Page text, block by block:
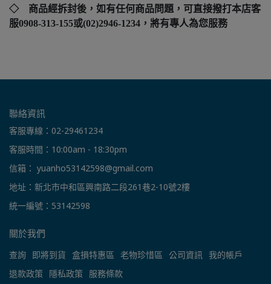
◇ 商品經拆封後，如有任何商品問題，可直接撥打本店客
服0908-313-155或(02)2946-1234，將有專人為您服務
聯絡資訊
客服專線：02-29461234
客服時間：10:00am - 18:30pm
信箱： yuanho53142598@gmail.com
地址：新北市中和區興南路二段261巷2-10號2樓
統一編號：53142598
關於我們
查詢 即將到貨 盒損特惠區 老物珍惜區 公司資訊 我的帳戶
退款政策 隱私政策 服務條款